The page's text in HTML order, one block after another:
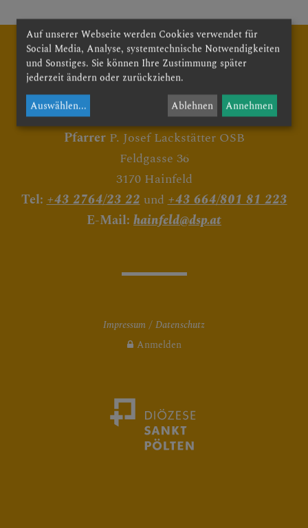
PFARRTEAM
FOTOGALERIE
GRUPPEN & RUNDEN
Röm. Kath. Pfarre Hainfeld
Pfarrer P. Josef Lackstätter OSB
Feldgasse 36
3170 Hainfeld
Tel: +43 2764/23 22und+43 664/801 81 223
E-Mail: hainfeld@dsp.at
Impressum
Datenschutz
Anmelden
Auf unserer Webseite werden Cookies verwendet für
Social Media, Analyse, systemtechnische Notwendigkeiten
und Sonstiges. Sie können Ihre Zustimmung später
jederzeit ändern oder zurückziehen.
Auswählen... Ablehnen Annehmen